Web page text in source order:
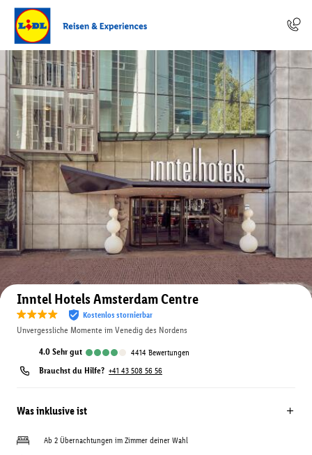
Auf der Karte anzeigen
Inntel Hotels Amsterdam Centre
Kostenlos stornierbar
Unvergessliche Momente im Venedig des Nordens
4.0 sehr gut 4414 Bewertungen
Brauchst du Hilfe? +41 43 508 56 56
Was inklusive ist
Ab 2 Übernachtungen im Zimmer deiner Wahl